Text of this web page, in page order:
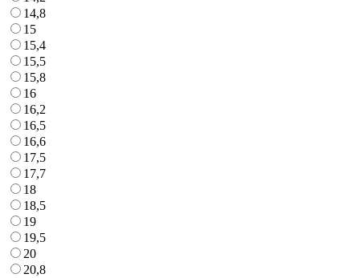
14,8
15
15,4
15,5
15,8
16
16,2
16,5
16,6
17,5
17,7
18
18,5
19
19,5
20
20,8